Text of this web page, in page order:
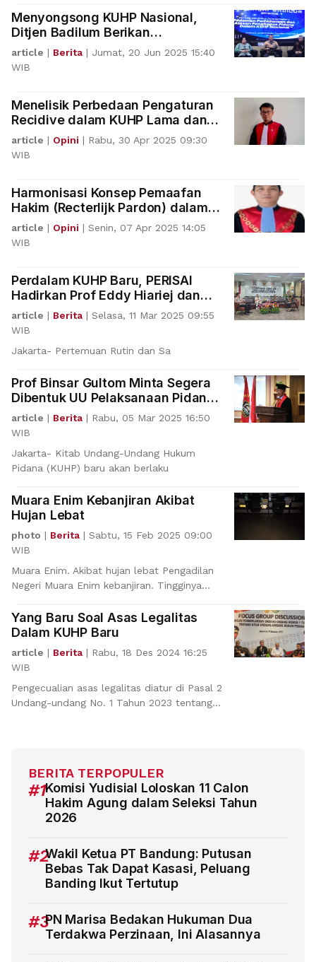
Menyongsong KUHP Nasional,
Ditjen Badilum Berikan
Pembekalan Kepada Hakim
article | Berita | Jumat, 20 Jun 2025 15:40
WIB
Menelisik Perbedaan Pengaturan
Recidive dalam KUHP Lama dan
KUHP Baru
article | Opini | Rabu, 30 Apr 2025 09:30
WIB
Harmonisasi Konsep Pemaafan
Hakim (Recterlijk Pardon) dalam
Rancangan KUHAP
article | Opini | Senin, 07 Apr 2025 14:05
WIB
Perdalam KUHP Baru, PERISAI
Hadirkan Prof Eddy Hiariej dan
Prof Topo Santoso
article | Berita | Selasa, 11 Mar 2025 09:55
WIB
Jakarta- Pertemuan Rutin dan Sa
Prof Binsar Gultom Minta Segera
Dibentuk UU Pelaksanaan Pidana
Mati
article | Berita | Rabu, 05 Mar 2025 16:50
WIB
Jakarta- Kitab Undang-Undang Hukum
Pidana (KUHP) baru akan berlaku
Muara Enim Kebanjiran Akibat
Hujan Lebat
photo | Berita | Sabtu, 15 Feb 2025 09:00
WIB
Muara Enim. Akibat hujan lebat Pengadilan
Negeri Muara Enim kebanjiran. Tingginya
Yang Baru Soal Asas Legalitas
Dalam KUHP Baru
article | Berita | Rabu, 18 Des 2024 16:25
WIB
Pengecualian asas legalitas diatur di Pasal 2
Undang-undang No. 1 Tahun 2023 tentang
BERITA TERPOPULER
#1Komisi Yudisial Loloskan 11 Calon
Hakim Agung dalam Seleksi Tahun
2026
#2Wakil Ketua PT Bandung: Putusan
Bebas Tak Dapat Kasasi, Peluang
Banding Ikut Tertutup
#3PN Marisa Bedakan Hukuman Dua
Terdakwa Perzinaan, Ini Alasannya